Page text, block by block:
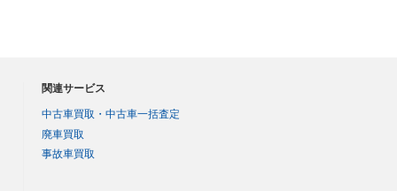
関連サービス
中古車買取・中古車一括査定
廃車買取
事故車買取